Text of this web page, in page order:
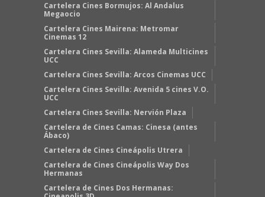
Cartelera Cines Bormujos: Al Andalus
Megaocio
Cartelera Cines Mairena: Metromar
Cinemas 12
Cartelera Cines Sevilla: Alameda Multicines
UCC
Cartelera Cines Sevilla: Arcos Cinemas UCC
Cartelera Cines Sevilla: Avenida 5 cines V.O.
UCC
Cartelera Cines Sevilla: Nervión Plaza
Cartelera de Cines Camas: Cinesa (antes
Ábaco)
Cartelera de Cines Cineápolis Utrera
Cartelera de Cines Cineápolis Way Dos
Hermanas
Cartelera de Cines Dos Hermanas: